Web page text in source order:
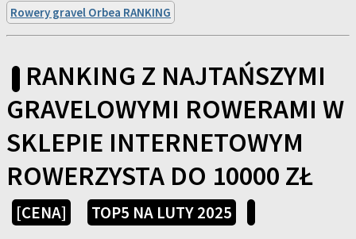
Rowery gravel Orbea RANKING
RANKING Z NAJTAŃSZYMI
GRAVELOWYMI ROWERAMI W
SKLEPIE INTERNETOWYM
ROWERZYSTA DO 10000 ZŁ
[CENA] TOP5 NA LUTY 2025